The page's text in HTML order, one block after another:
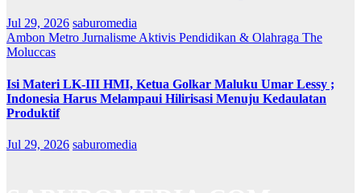
Jul 29, 2026 saburomedia
Ambon Metro Jurnalisme Aktivis Pendidikan & Olahraga The
Moluccas
Isi Materi LK-III HMI, Ketua Golkar Maluku Umar Lessy ;
Indonesia Harus Melampaui Hilirisasi Menuju Kedaulatan
Produktif
Jul 29, 2026 saburomedia